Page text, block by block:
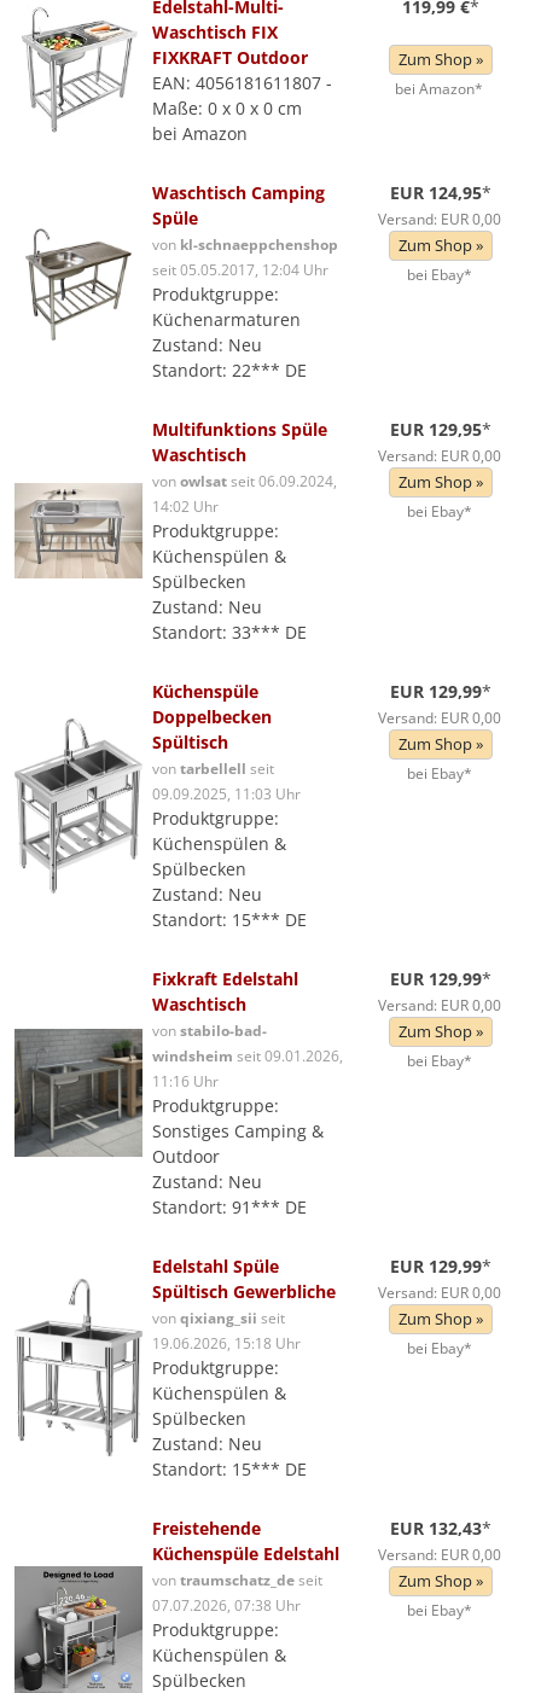
Edelstahl-Multi-
Waschtisch FIX
FIXKRAFT Outdoor
EAN: 4056181611807 -
Maße: 0 x 0 x 0 cm
bei Amazon
119,99 €*
Zum Shop »
bei Amazon*
Waschtisch Camping
Spüle
von kl-schnaeppchenshop
seit 05.05.2017, 12:04 Uhr
Produktgruppe:
Küchenarmaturen
Zustand: Neu
Standort: 22*** DE
EUR 124,95*
Versand: EUR 0,00
Zum Shop »
bei Ebay*
Multifunktions Spüle
Waschtisch
vonowlsatseit 06.09.2024,
14:02 Uhr
Produktgruppe:
Küchenspülen &
Spülbecken
Zustand: Neu
Standort: 33*** DE
EUR 129,95*
Versand: EUR 0,00
Zum Shop »
bei Ebay*
Küchenspüle
Doppelbecken
Spültisch
vontarbellell seit
09.09.2025, 11:03 Uhr
Produktgruppe:
Küchenspülen &
Spülbecken
Zustand: Neu
Standort: 15*** DE
EUR 129,99*
Versand: EUR 0,00
Zum Shop »
bei Ebay*
Fixkraft Edelstahl
Waschtisch
vonstabilo-bad-
windsheim seit 09.01.2026,
11:16 Uhr
Produktgruppe:
Sonstiges Camping &
Outdoor
Zustand: Neu
Standort: 91*** DE
EUR 129,99*
Versand: EUR 0,00
Zum Shop »
bei Ebay*
Edelstahl Spüle
Spültisch Gewerbliche
vonqixiang_sii seit
19.06.2026, 15:18 Uhr
Produktgruppe:
Küchenspülen &
Spülbecken
Zustand: Neu
Standort: 15*** DE
EUR 129,99*
Versand: EUR 0,00
Zum Shop »
bei Ebay*
Freistehende
Küchenspüle Edelstahl
vontraumschatz_deseit
07.07.2026, 07:38 Uhr
Produktgruppe:
Küchenspülen &
Spülbecken
EUR 132,43*
Versand: EUR 0,00
Zum Shop »
bei Ebay*